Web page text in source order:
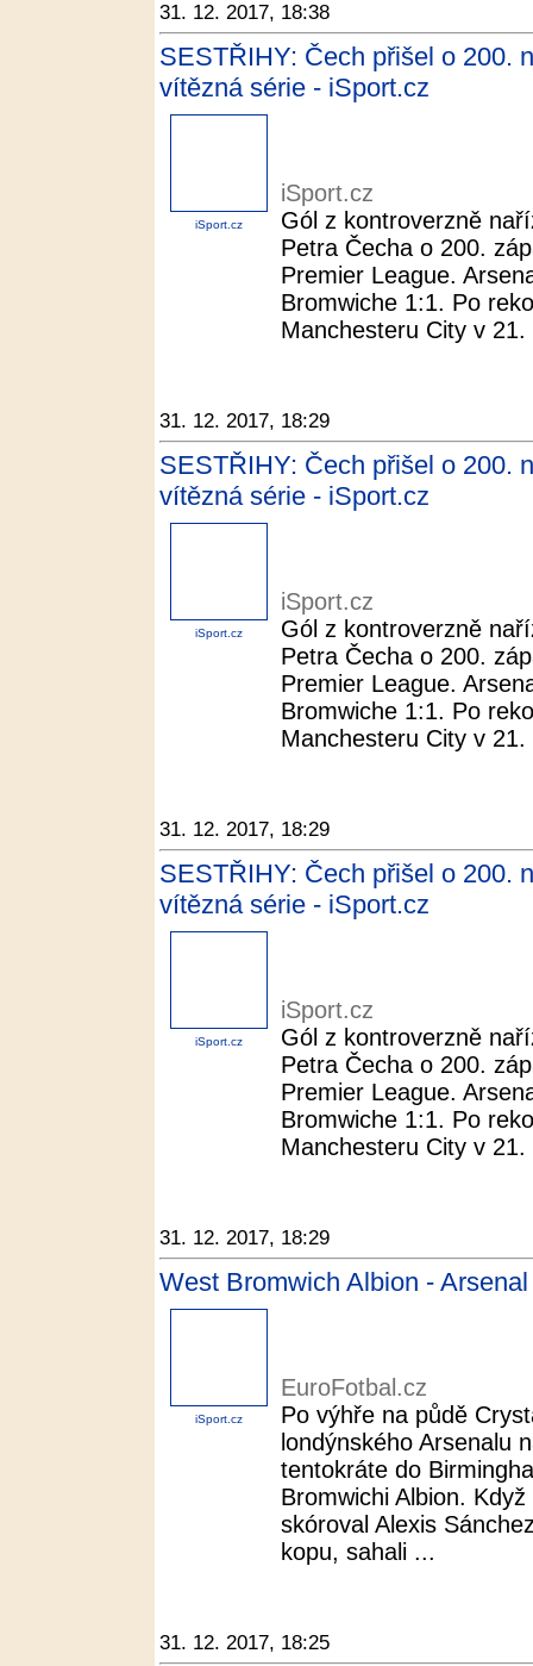
31. 12. 2017, 18:38
SESTŘIHY: Čech přišel o 200.
vítězná série - iSport.cz
iSport.cz
iSport.cz
Gól z kontroverzně
Petra Čecha o 200.
Premier League.
Bromwiche 1:1. Po
Manchesteru City v
31. 12. 2017, 18:29
SESTŘIHY: Čech přišel o 200.
vítězná série - iSport.cz
iSport.cz
iSport.cz
Gól z kontroverzně
Petra Čecha o 200.
Premier League.
Bromwiche 1:1. Po
Manchesteru City v
31. 12. 2017, 18:29
SESTŘIHY: Čech přišel o 200.
vítězná série - iSport.cz
iSport.cz
iSport.cz
Gól z kontroverzně
Petra Čecha o 200.
Premier League.
Bromwiche 1:1. Po
Manchesteru City v
31. 12. 2017, 18:29
West Bromwich Albion -
iSport.cz
EuroFotbal.cz
Po výhře na půdě
londýnského Arsenalu
tentokráte do
Bromwichi Albion.
skóroval Alexis
kopu, sahali ...
31. 12. 2017, 18:25